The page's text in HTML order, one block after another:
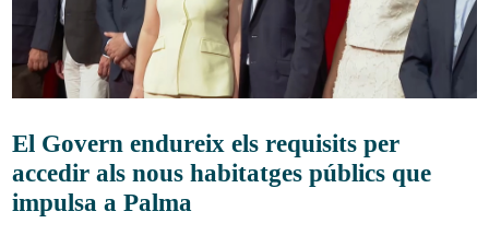
El Govern endureix els requisits per
accedir als nous habitatges públics que
impulsa a Palma